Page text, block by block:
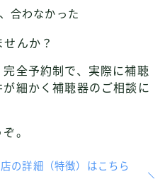
合わなかった
んか？
全予約制で、実際に補聴
細かく補聴器のご相談に
。
の詳細（特徴）はこちら